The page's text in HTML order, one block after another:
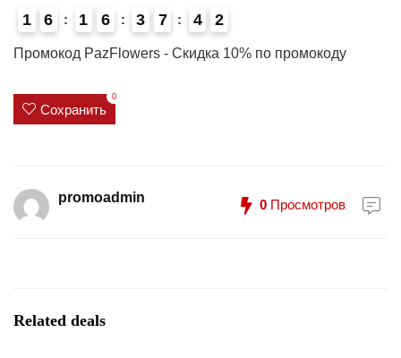
1
4
6 1 6 3 7 4 2
Промокод PazFlowers - Скидка 10% по промокоду
Сохранить
0
promoadmin 0 Просмотров
Related deals